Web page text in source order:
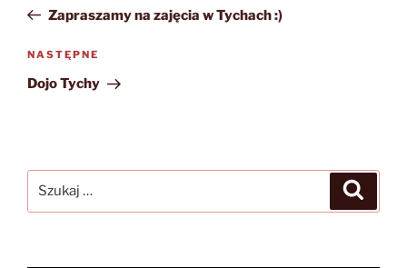
wpisZapraszamy na zajęcia w Tychach :)
Następny
wpis
NASTĘPNE
Dojo Tychy